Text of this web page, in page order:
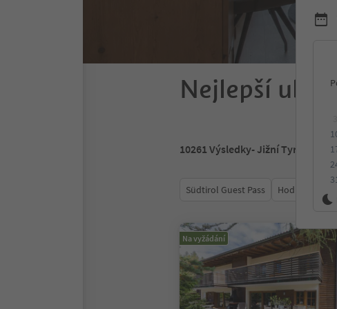
Nejlepší
10261 Výsledky- Jižní Tyrolsko
Südtirol Guest Pass Hodnocení
Na vyžádání